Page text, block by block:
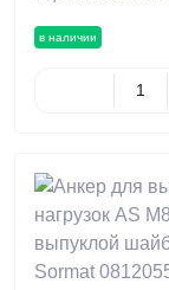
в наличии